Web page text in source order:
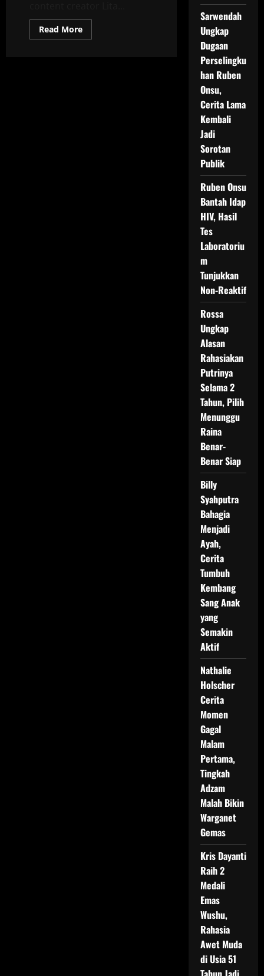
Read MoreRead
more
Sarwendah
Ungkap
Dugaan
Perselingku
han Ruben
Onsu,
Cerita Lama
Kembali
Jadi
Sorotan
Publik
Ruben Onsu
Bantah Idap
HIV, Hasil
Tes
Laboratoriu
m
Tunjukkan
Non-Reaktif
Rossa
Ungkap
Alasan
Rahasiakan
Putrinya
Selama 2
Tahun, Pilih
Menunggu
Raina
Benar-
Benar Siap
Billy
Syahputra
Bahagia
Menjadi
Ayah,
Cerita
Tumbuh
Kembang
Sang Anak
yang
Semakin
Aktif
Nathalie
Holscher
Cerita
Momen
Gagal
Malam
Pertama,
Tingkah
Adzam
Malah Bikin
Warganet
Gemas
Kris Dayanti
Raih 2
Medali
Emas
Wushu,
Rahasia
Awet Muda
di Usia 51